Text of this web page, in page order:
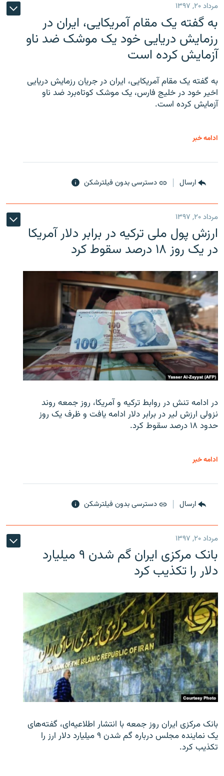
مرداد ۲۰, ۱۳۹۷
به گفته یک مقام آمریکایی، ایران در
رزمایش دریایی خود یک موشک ضد ناو
آزمایش کرده است
به گفته یک مقام آمریکایی، ایران در جریان رزمایش دریایی
اخیر خود در خلیج فارس، یک موشک کوتاه‌برد ضد ناو
آزمایش کرده است.
ادامه خبر
ارسال دسترسی بدون فیلترشکن
مرداد ۲۰, ۱۳۹۷
ارزش پول ملی ترکیه در برابر دلار آمریکا
در یک روز ۱۸ درصد سقوط کرد
در ادامه تنش در روابط ترکیه و آمریکا، روز جمعه روند
نزولی ارزش لیر در برابر دلار ادامه یافت و ظرف یک روز
حدود ۱۸ درصد سقوط کرد.
ادامه خبر
ارسال دسترسی بدون فیلترشکن
مرداد ۲۰, ۱۳۹۷
بانک مرکزی ایران گم شدن ۹ میلیارد
دلار را تکذیب کرد
بانک مرکزی ایران روز جمعه با انتشار اطلاعیه‌ای، گفته‌های
یک نماینده مجلس درباره گم شدن ۹ میلیارد دلار ارز را
تکذیب کرد.